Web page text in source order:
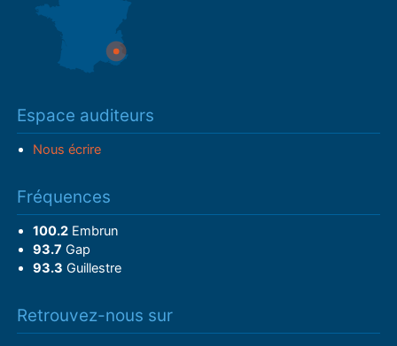
Espace auditeurs
Nous écrire
Fréquences
100.2Embrun
93.7 Gap
93.3 Guillestre
Retrouvez-nous sur